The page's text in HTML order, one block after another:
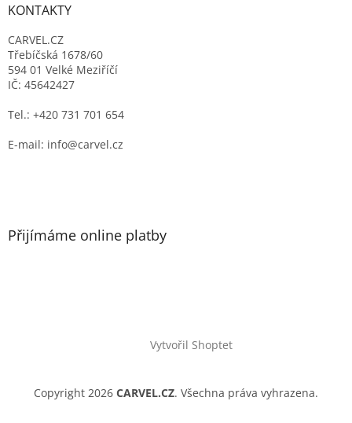
KONTAKTY
CARVEL.CZ
Třebíčská 1678/60
594 01 Velké Meziříčí
IČ: 45642427
Tel.: +420 731 701 654
E-mail: info@carvel.cz
Přijímáme online platby
Vytvořil Shoptet
Copyright 2026 CARVEL.CZ. Všechna práva vyhrazena.